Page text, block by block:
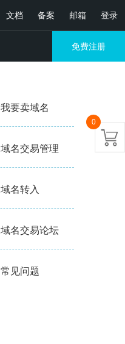
文档 备案 邮箱 登录
免费注册
我要卖域名
域名交易管理
域名转入
域名交易论坛
常见问题
0